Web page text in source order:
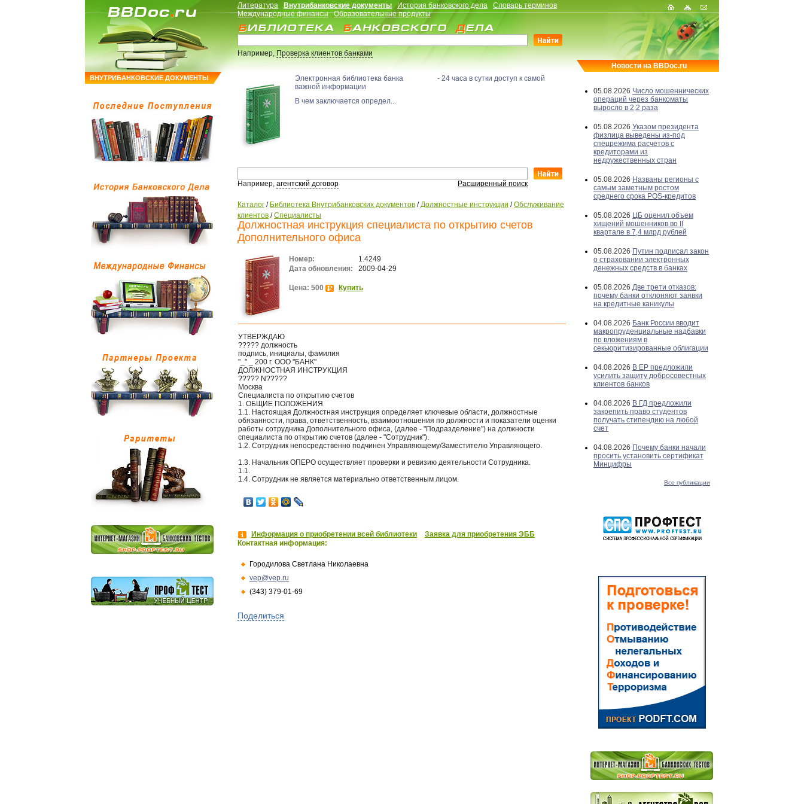
ВНУТРИБАНКОВСКИЕ ДОКУМЕНТЫ
Литература Внутрибанковские документы История банковского дела
Словарь терминов
Международные финансы
Образовательные продукты
Например,Проверка клиентов банками
Электронная библиотека банка - 24 часа в сутки доступ к самой
важной информации
В чем заключается определ...
Например, агентский договор Расширенный поиск
Каталог / Библиотека Внутрибанковских документов /Должностные инструкции /Обслуживание
клиентов /Специалисты
Должностная инструкция специалиста по открытию счетов
Дополнительного офиса
Номер:
1.4249
Дата обновления:
2009-04-29
Цена: 500 Купить
УТВЕРЖДАЮ
????? должность
подпись, инициалы, фамилия
"_" _ 200 г. ООО "БАНК"
ДОЛЖНОСТНАЯ ИНСТРУКЦИЯ
????? N?????
Москва
Специалиста по открытию счетов
1. ОБЩИЕ ПОЛОЖЕНИЯ
1.1. Настоящая Должностная инструкция определяет ключевые области, должностные
обязанности, права, ответственность, взаимоотношения по должности и показатели оценки
работы сотрудника Дополнительного офиса, (далее - "Подразделение") на должности
специалиста по открытию счетов (далее - "Сотрудник").
1.2. Сотрудник непосредственно подчинен Управляющему/Заместителю Управляющего.
1.3. Начальник ОПЕРО осуществляет проверки и ревизию деятельности Сотрудника.
1.1.
1.4. Сотрудник не является материально ответственным лицом.
Информация о приобретении всей библиотеки
Заявка для приобретения ЭББ
Контактная информация:
Городилова Светлана Николаевна
vep@vep.ru
(343) 379-01-69
Поделиться
Новости на BBDoc.ru
05.08.2026 Число мошеннических
операций через банкоматы
выросло в 2,2 раза
05.08.2026 Указом президента
физлица выведены из-под
спецрежима расчетов с
кредиторами из
недружественных стран
05.08.2026 Названы регионы с
самым заметным ростом
среднего срока POS-кредитов
05.08.2026 ЦБ оценил объем
хищений мошенников во II
квартале в 7,4 млрд рублей
05.08.2026 Путин подписал закон
о страховании электронных
денежных средств в банках
05.08.2026 Две трети отказов:
почему банки отклоняют заявки
на кредитные каникулы
04.08.2026 Банк России вводит
макропруденциальные надбавки
по вложениям в
секьюритизированные облигации
04.08.2026 В ЕР предложили
усилить защиту добросовестных
клиентов банков
04.08.2026 В ГД предложили
закрепить право студентов
получать стипендию на любой
счет
04.08.2026 Почему банки начали
просить установить сертификат
Минцифры
Все публикации